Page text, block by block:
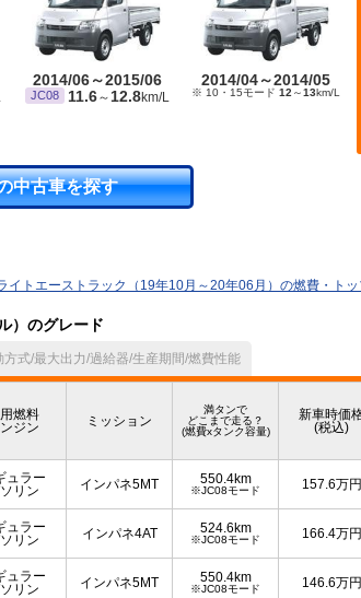
2014/06～2015/06
JC08 11.6～ 12.8km/L
2014/04～2014/05
※ 10・15モード 12 ～13km/L
中古車を探す
イトエーストラック（19年10月～20年06月）の燃費・ト
）のグレード
方式/最大出力/過給器/生産期間/燃費性能
燃料
ジン
ミッション
満タンで
どこまで走る？
(燃費xタンク容量)
新車時価
(税込)
ュラー
リン
インパネ5MT 550.4km
※JC08モード 157.6万円
ュラー
リン
インパネ4AT 524.6km
※JC08モード 166.4万円
ュラー
リン
インパネ5MT 550.4km
※JC08モード 146.6万円